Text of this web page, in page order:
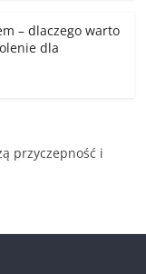
– dlaczego warto
dla
przyczepność i